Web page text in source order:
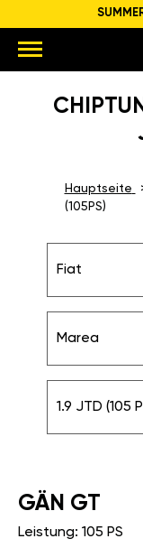
Hauptseite
(105PS)
Fiat
Marea
1.9 JTD (105
GÄN GT
Leistung: 105 PS